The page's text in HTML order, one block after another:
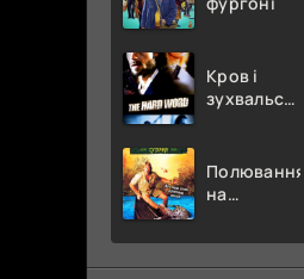
Кров і
зухвальство
Полювання
на
Сутичка